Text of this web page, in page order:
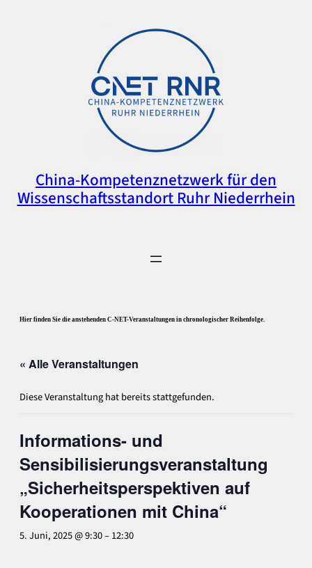
China-Kompetenznetzwerk für den
Wissenschaftsstandort Ruhr Niederrhein
Hier finden Sie die anstehenden C-NET-Veranstaltungen in chronologischer Reihenfolge.
« Alle Veranstaltungen
Diese Veranstaltung hat bereits stattgefunden.
Informations- und
Sensibilisierungsveranstaltung
„Sicherheitsperspektiven auf
Kooperationen mit China“
5. Juni, 2025 @ 9:30–12:30